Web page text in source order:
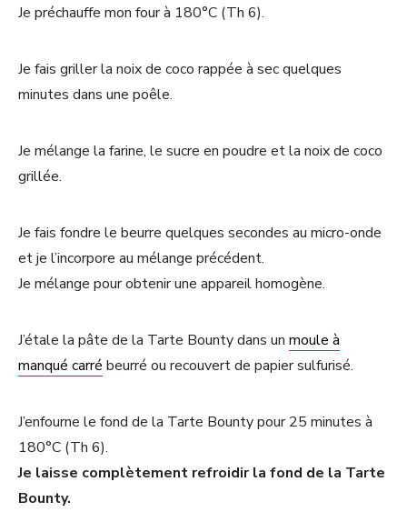
Je préchauffe mon four à 180°C (Th 6).
Je fais griller la noix de coco rappée à sec quelques
minutes dans une poêle.
Je mélange la farine, le sucre en poudre et la noix de coco
grillée.
Je fais fondre le beurre quelques secondes au micro-onde
et je l’incorpore au mélange précédent.
Je mélange pour obtenir une appareil homogène.
J’étale la pâte de la Tarte Bounty dans un moule à
manqué carré beurré ou recouvert de papier sulfurisé.
J’enfourne le fond de la Tarte Bounty pour 25 minutes à
180°C (Th 6).
Je laisse complètement refroidir la fond de la Tarte
Bounty.